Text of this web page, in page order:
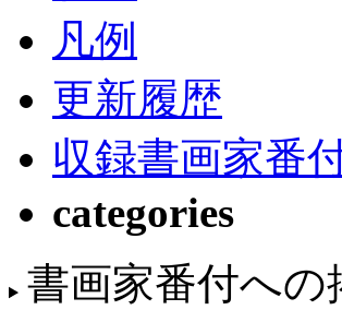
凡例
更新履歴
収録書画家番
categories
書画家番付への